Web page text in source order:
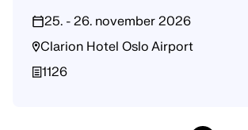
25. - 26. november 2026
Clarion Hotel Oslo Airport
1126